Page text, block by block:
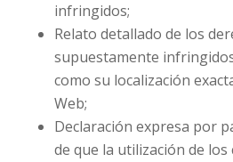
infringidos;
Relato detallado de los
supuestamente
como su localización
Web;
Declaración expresa por
de que la utilización de